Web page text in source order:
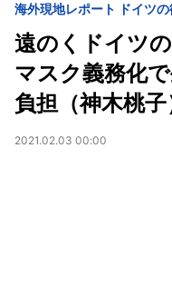
海外現地レポート ドイツの
遠のくドイツ
マスク義務化
負担（神木桃子
2021.02.03 00:00